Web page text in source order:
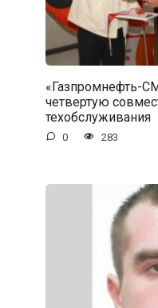
«Газпромнефть-
четвертую
техобслуживания
0 283